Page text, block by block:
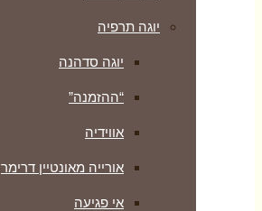
יוגה תרפיה
יוגה סדהנה
“ההזמנה”
אווידיה
אורייה מאונטיין דרימר
אי פגיעה